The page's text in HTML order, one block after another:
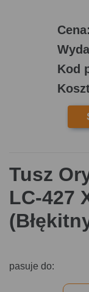
Cena:
Kod
Tusz
LC-427
pasuje do: